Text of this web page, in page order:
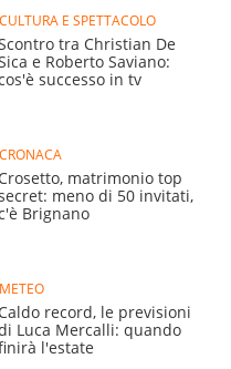
CULTURA E SPETTACOLO
tra Christian De
e Roberto Saviano:
successo in tv
CRONACA
Crosetto, matrimonio top
meno di 50 invitati,
Brignano
METEO
Caldo record, le previsioni
Luca Mercalli: quando
l'estate